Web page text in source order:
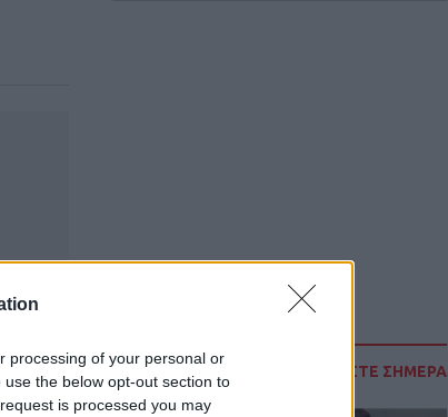
processing of your personal or
the below opt-out section to
is processed you may
ΔΙΑΒΑΣΤΕ ΣΗΜΕΡΑ
τα